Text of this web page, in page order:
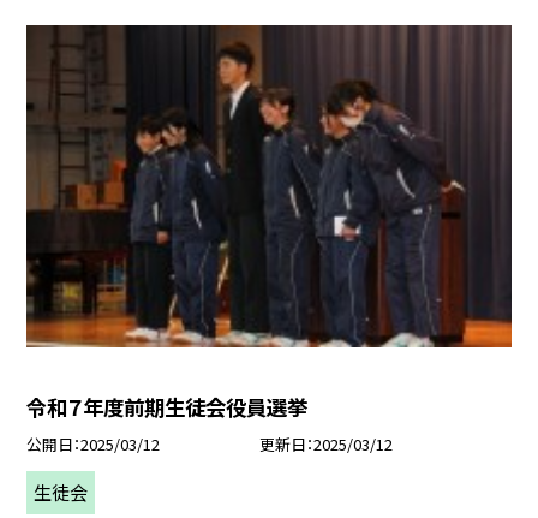
令和７年度前期生徒会役員選挙
公開日 2025/03/12 更新日 2025/03/12
生徒会